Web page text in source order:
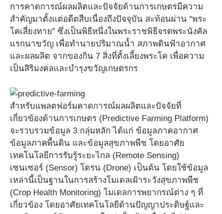
การคาดการณ์ผลผลิตและปัจจัยด้านการเกษตรมีความ
สำคัญมาตั้งแต่อดีตสืบเนื่องถึงปัจจุบัน สะท้อนผ่าน “พระ
โคเสี่ยงทาย” ซึ่งเป็นพิธีหนึ่งในพระราชพิธีจรดพระนังคัล
แรกนาขวัญ เพื่อทำนายปริมาณน้ำ สภาพดินฟ้าอากาศ
และผลผลิต จากของกิน 7 สิ่งที่ตั้งเลี้ยงพระโค เพื่อความ
เป็นสิริมงคลและบำรุงขวัญเกษตรกร
สำหรับแพลตฟอร์มคาดการณ์ผลผลิตและปัจจัยที่
เกี่ยวข้องด้านการเกษตร (Predictive Farming Platform)
จะรวบรวมข้อมูล 3 กลุ่มหลัก ได้แก่ ข้อมูลภาคอากาศ
ข้อมูลภาคพื้นดิน และข้อมูลสุขภาพพืช โดยอาศัย
เทคโนโลยีการรับรู้ระยะไกล (Remote Sensing)
เซนเซอร์ (Sensor) โดรน (Drone) เป็นต้น โดยใช้ข้อมูล
เหล่านี้เป็นฐานในการสร้างโมเดลเฝ้าระวังสุขภาพพืช
(Crop Health Monitoring) โมเดลการพยากรณ์ต่าง ๆ ที่
เกี่ยวข้อง โดยอาศัยเทคโนโลยีด้านปัญญาประดิษฐ์และ